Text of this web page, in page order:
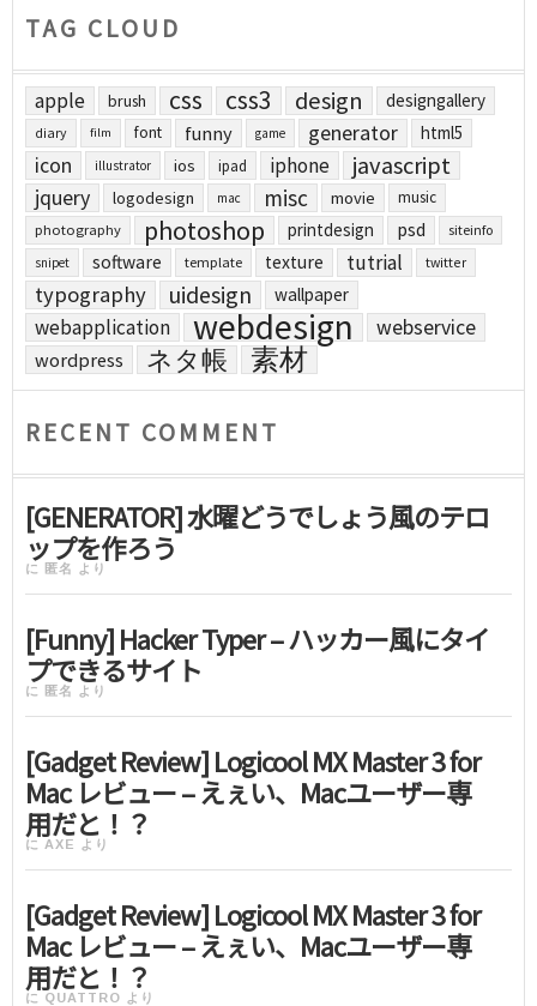
TAG CLOUD
apple brush css css3 design designgallery
diary film font funny game generator html5
icon illustrator ios ipad iphone javascript
jquery logodesign mac misc movie music
photography photoshop printdesign psd siteinfo
snipet software template texture tutrial twitter
typography uidesign wallpaper
webapplication webdesign webservice
wordpress ネタ帳 素材
RECENT COMMENT
[GENERATOR] 水曜どうでしょう風のテロ
ップを作ろう
に 匿名 より
[Funny] Hacker Typer – ハッカー風にタイ
プできるサイト
に 匿名 より
[Gadget Review] Logicool MX Master 3 for
Mac レビュー – えぇい、Macユーザー専
用だと！？
に AXE より
[Gadget Review] Logicool MX Master 3 for
Mac レビュー – えぇい、Macユーザー専
用だと！？
に QUATTRO より